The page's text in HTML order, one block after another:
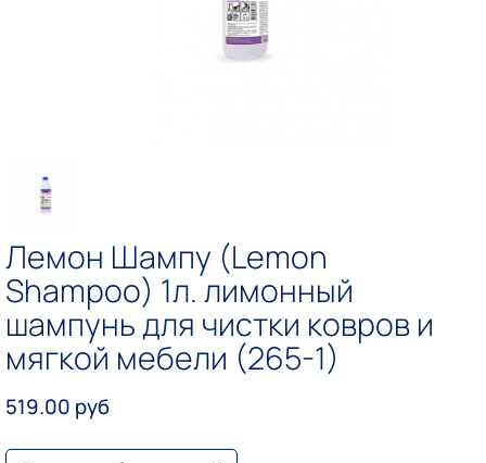
Лемон Шампу (Lemon
Shampoo) 1л. лимонный
шампунь для чистки ковров и
мягкой мебели (265-1)
519.00 руб